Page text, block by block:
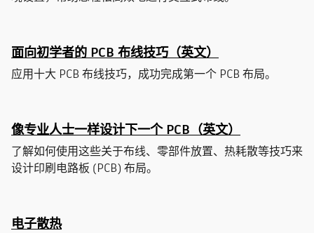
面向初学者的 PCB 布线技巧（英文）
应用十大 PCB 布线技巧，成功完成第一个 PCB 布局。
像专业人士一样设计下一个 PCB（英文）
了解如何使用这些关于布线、零部件放置、热耗散等技巧来
设计印刷电路板 (PCB) 布局。
电子散热